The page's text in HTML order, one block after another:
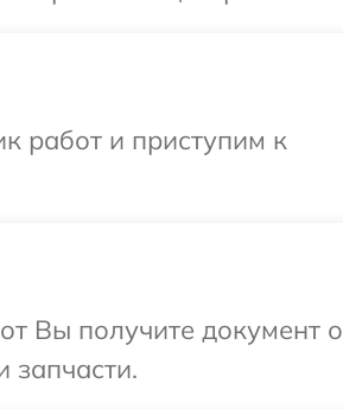
работ и приступим к
Вы получите документ о
запчасти.